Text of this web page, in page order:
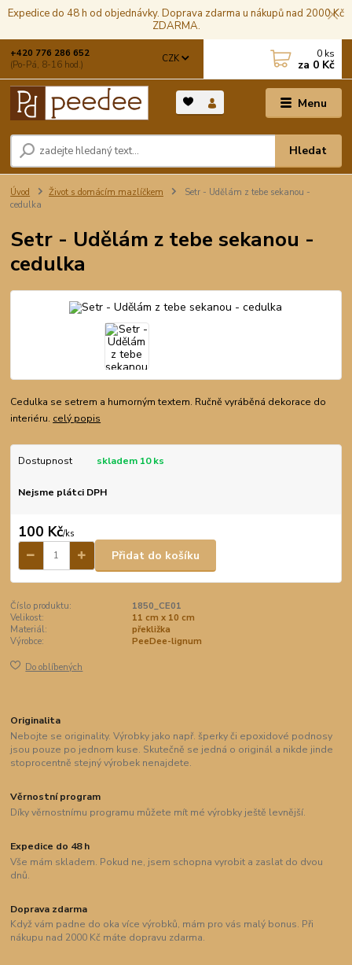
Expedice do 48 h od objednávky. Doprava zdarma u nákupů nad 2000 Kč
ZDARMA.
Menu
CZK
Hledat
+420 776 286 652
(Po-Pá, 8-16 hod.)
0 ks
za 0 Kč
Úvod Život s domácím mazlíčkem
Setr - Udělám z tebe sekanou -
cedulka
Setr - Udělám z tebe sekanou -
cedulka
Cedulka se setrem a humorným textem. Ručně vyráběná dekorace do
interiéru. celý popis
Dostupnost skladem 10 ks
Nejsme plátci DPH
100 Kč/ks
Přidat do košíku
Číslo produktu:
1850_CE01
Velikost:
11 cm x 10 cm
Materiál:
překližka
Výrobce:
PeeDee-lignum
Do oblíbených
Originalita
Nebojte se originality. Výrobky jako např. šperky či epoxidové podnosy
jsou pouze po jednom kuse. Skutečně se jedná o originál a nikde jinde
stoprocentně stejný výrobek nenajdete.
Věrnostní program
Díky věrnostnímu programu můžete mít mé výrobky ještě levnější.
Expedice do 48 h
Vše mám skladem. Pokud ne, jsem schopna vyrobit a zaslat do dvou
dnů.
Doprava zdarma
Když vám padne do oka více výrobků, mám pro vás malý bonus. Při
nákupu nad 2000 Kč máte dopravu zdarma.